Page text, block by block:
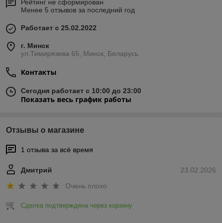
Рейтинг не сформирован
Менее 5 отзывов за последний год
Работает с 25.02.2022
г. Минск
ул.Тимирязева 65, Минск, Беларусь
Контакты
Сегодня работает с 10:00 до 23:00
Показать весь график работы
Отзывы о магазине
1 отзыва за всё время
23.02.2026
Дмитрий
Очень плохо
Сделка подтверждена через корзину